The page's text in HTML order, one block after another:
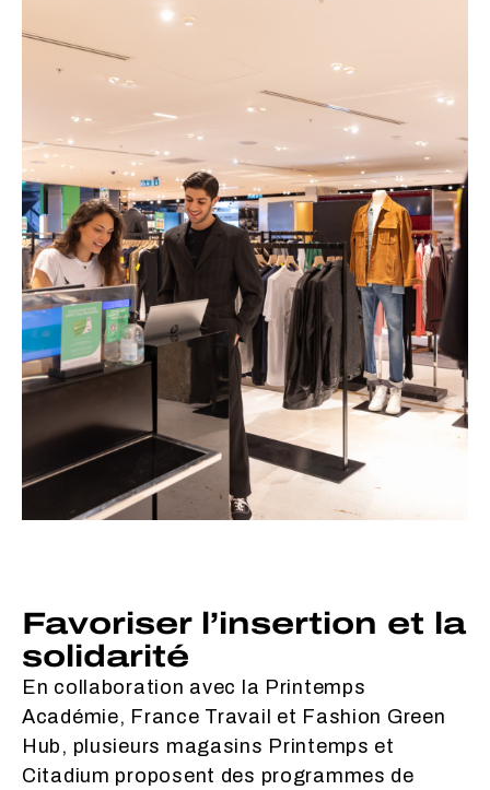
Favoriser l’insertion et la
solidarité
En collaboration avec la Printemps
Académie, France Travail et Fashion Green
Hub, plusieurs magasins Printemps et
Citadium proposent des programmes de